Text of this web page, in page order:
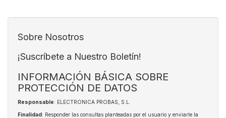
Sobre Nosotros
¡Suscríbete a Nuestro Boletín!
INFORMACIÓN BÁSICA SOBRE
PROTECCIÓN DE DATOS
Responsable: ELECTRONICA PROBAS, S.L.
Finalidad: Responder las consultas planteadas por el usuario y enviarle la